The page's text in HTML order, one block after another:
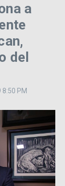
a
del
8:50 PM